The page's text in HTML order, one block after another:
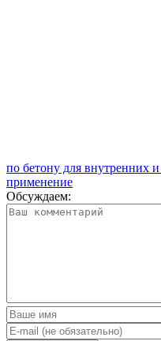
по бетону для внутренних
применение
Обсуждаем: